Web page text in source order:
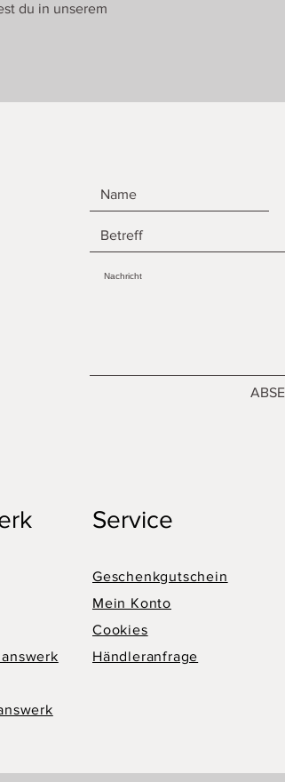
du in unserem
Service
Geschenkgutschein
Mein Konto
Cookies
Händleranfrage